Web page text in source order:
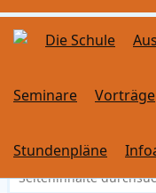
Die Schule
Seminare Vorträge
Stundenpläne
SUCHE